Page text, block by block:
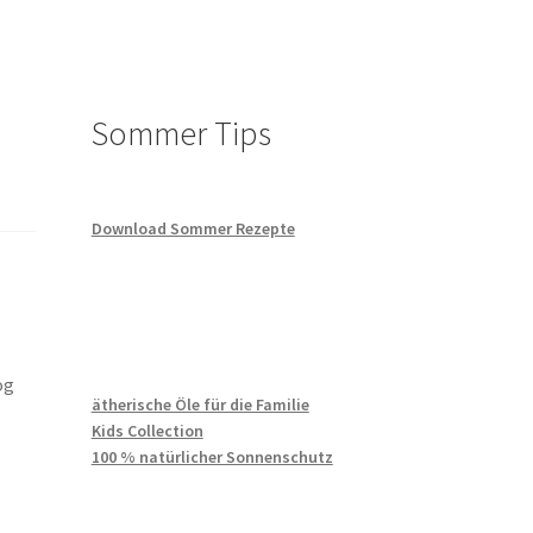
Sommer Tips
Download Sommer Rezepte
ätherische Öle für die Familie
Kids Collection
100 % natürlicher Sonnenschutz